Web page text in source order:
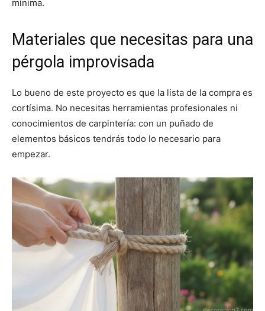
mínima.
Materiales que necesitas para una
pérgola improvisada
Lo bueno de este proyecto es que la lista de la compra es
cortísima. No necesitas herramientas profesionales ni
conocimientos de carpintería: con un puñado de
elementos básicos tendrás todo lo necesario para
empezar.